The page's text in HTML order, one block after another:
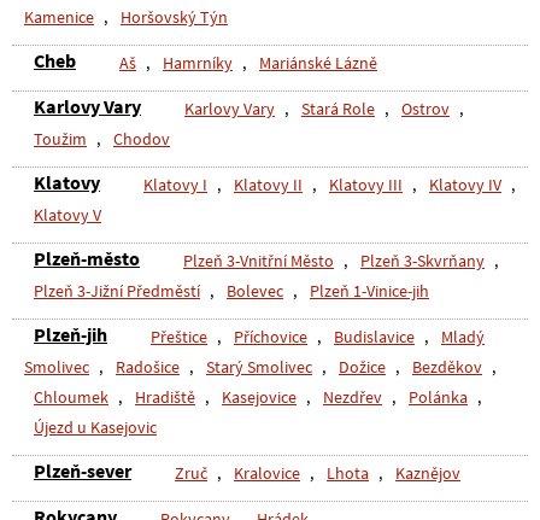
Kamenice , Horšovský Týn
Cheb Aš , Hamrníky , Mariánské Lázně
Karlovy Vary Karlovy Vary , Stará Role , Ostrov ,
Toužim , Chodov
Klatovy Klatovy I , Klatovy II , Klatovy III , Klatovy IV ,
Klatovy V
Plzeň-město Plzeň 3-Vnitřní Město , Plzeň 3-Skvrňany ,
Plzeň 3-Jižní Předměstí , Bolevec , Plzeň 1-Vinice-jih
Plzeň-jih Přeštice , Příchovice , Budislavice ,
Mladý
Smolivec , Radošice , Starý Smolivec , Dožice , Bezděkov ,
Chloumek , Hradiště , Kasejovice , Nezdřev , Polánka ,
Újezd u Kasejovic
Plzeň-sever Zruč , Kralovice , Lhota , Kaznějov